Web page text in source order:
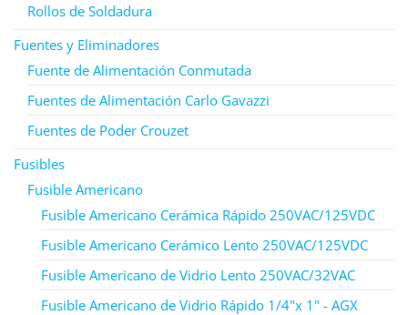
Rollos de Soldadura
Fuentes y Eliminadores
Fuente de Alimentación Conmutada
Fuentes de Alimentación Carlo Gavazzi
Fuentes de Poder Crouzet
Fusibles
Fusible Americano
Fusible Americano Cerámica Rápido 250VAC/125VDC
Fusible Americano Cerámico Lento 250VAC/125VDC
Fusible Americano de Vidrio Lento 250VAC/32VAC
Fusible Americano de Vidrio Rápido 1/4"x 1" - AGX